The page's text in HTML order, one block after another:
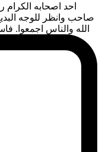
احد اصحابه
صاحب وانظر للوجه
الله والناس اجمعوا.